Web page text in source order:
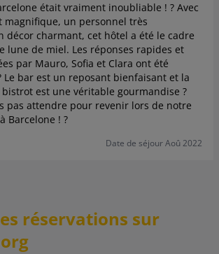
était vraiment inoubliable ! ? Avec
magnifique, un personnel très
décor charmant, cet hôtel a été le cadre
lune de miel. Les réponses rapides et
par Mauro, Sofia et Clara ont été
Le bar est un reposant bienfaisant et la
est une véritable gourmandise ?
pas attendre pour revenir lors de notre
Barcelone ! ?
Date de séjour Aoû 2022
réservations sur